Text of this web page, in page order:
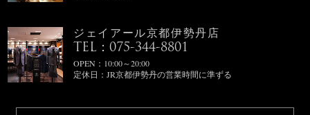
ジェイアール京都伊勢丹店
TEL：075-344-8801
OPEN：10:00～20:00
定休日：JR京都伊勢丹の営業時間に準ずる